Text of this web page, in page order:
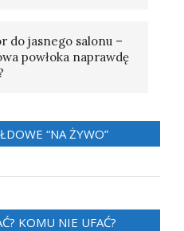
do jasnego salonu –
powłoka naprawdę
“NA ŻYWO”
KOMU NIE UFAĆ?